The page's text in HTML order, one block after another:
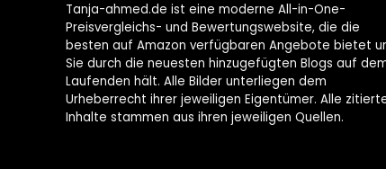
Tanja-ahmed.de ist eine moderne All-in-One-
Preisvergleichs- und Bewertungswebsite, die die
besten auf Amazon verfügbaren Angebote bietet
Sie durch die neuesten hinzugefügten Blogs auf
Laufenden hält. Alle Bilder unterliegen dem
Urheberrecht ihrer jeweiligen Eigentümer. Alle
Inhalte stammen aus ihren jeweiligen Quellen.